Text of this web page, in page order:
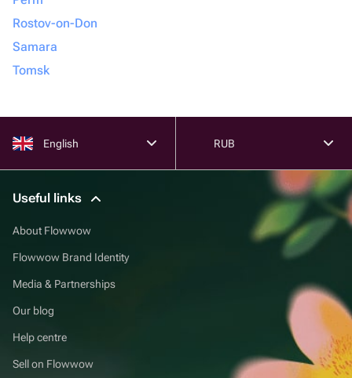
Rostov-on-Don
Samara
Tomsk
English RUB
Useful links
About Flowwow
Flowwow Brand Identity
Media & Partnerships
Our blog
Help centre
Sell on Flowwow